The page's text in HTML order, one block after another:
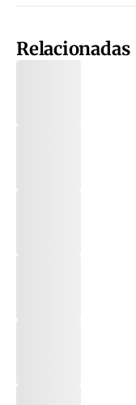
Relacionadas